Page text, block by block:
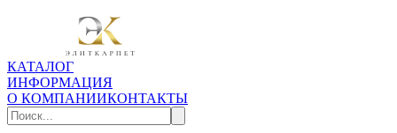
КАТАЛОГ
ИНФОРМАЦИЯ
О КОМПАНИИКОНТАКТЫ